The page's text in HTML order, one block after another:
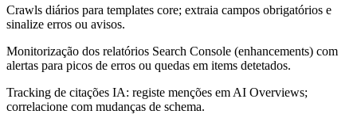
Crawls diários para templates core; extraia campos obrigatórios e
sinalize erros ou avisos.
Monitorização dos relatórios Search Console (enhancements) com
alertas para picos de erros ou quedas em items detetados.
Tracking de citações IA: registe menções em AI Overviews;
correlacione com mudanças de schema.